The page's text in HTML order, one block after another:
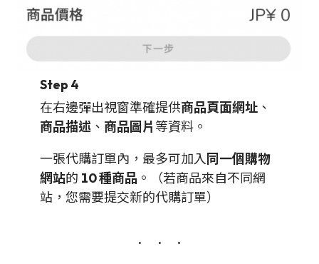
Step 4
在右邊彈出視窗準確提供商品頁面網址 、
商品描述 、 商品圖片 等資料。
一張代購訂單內，最多可加入同一個購物
網站的 10 種商品 。（若商品來自不同網
站，您需要提交新的代購訂單）